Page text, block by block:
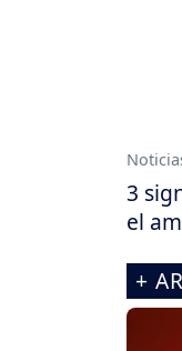
3
el
+